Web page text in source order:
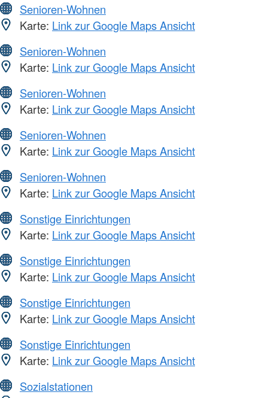
Senioren-Wohnen
Karte: Link zur Google Maps Ansicht
Senioren-Wohnen
Karte: Link zur Google Maps Ansicht
Senioren-Wohnen
Karte: Link zur Google Maps Ansicht
Senioren-Wohnen
Karte: Link zur Google Maps Ansicht
Senioren-Wohnen
Karte: Link zur Google Maps Ansicht
Sonstige Einrichtungen
Karte: Link zur Google Maps Ansicht
Sonstige Einrichtungen
Karte: Link zur Google Maps Ansicht
Sonstige Einrichtungen
Karte: Link zur Google Maps Ansicht
Sonstige Einrichtungen
Karte: Link zur Google Maps Ansicht
Sozialstationen